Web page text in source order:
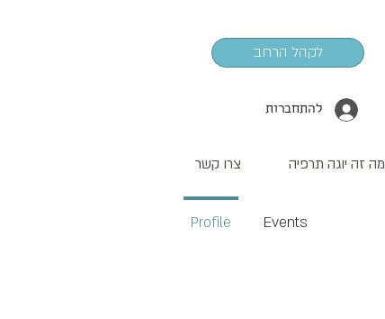
לקהל הרחב
להתחברות
מה זה יוגה תרפיה צרו קשר
Profile Events